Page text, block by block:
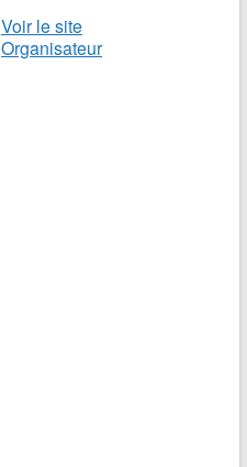
Voir le site
Organisateur